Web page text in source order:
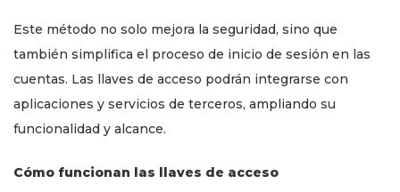
Este método no solo mejora la seguridad, sino que
también simplifica el proceso de inicio de sesión en las
cuentas. Las llaves de acceso podrán integrarse con
aplicaciones y servicios de terceros, ampliando su
funcionalidad y alcance.
Cómo funcionan las llaves de acceso